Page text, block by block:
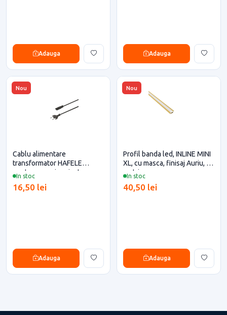
Adauga Adauga
Nou
In stoc
Cablu alimentare
transformator HAFELE
pentru casa si proiecte
16,50 lei
Adauga
Nou
In stoc
Profil banda led, INLINE MINI
XL, cu masca, finisaj Auriu, 2
metri
40,50 lei
Adauga